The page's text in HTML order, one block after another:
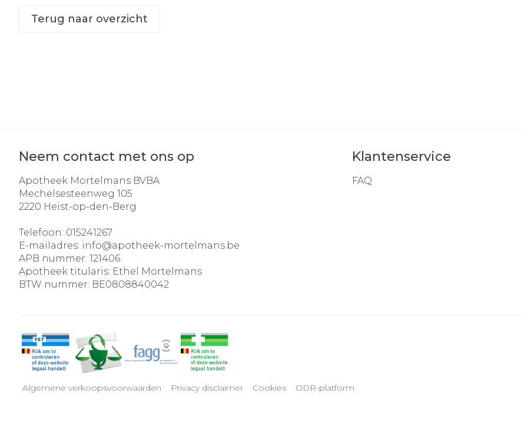
Terug naar overzicht
Neem contact met ons op
Apotheek Mortelmans BVBA
Mechelsesteenweg 105
2220 Heist-op-den-Berg
Telefoon: 015241267
E-mailadres: info@apotheek-mortelmans.be
APB nummer: 121406
Apotheek titularis: Ethel Mortelmans
BTW nummer: BE0808840042
Klantenservice
FAQ
Algemene verkoopsvoorwaarden Privacy disclaimer Cookies ODR-platform